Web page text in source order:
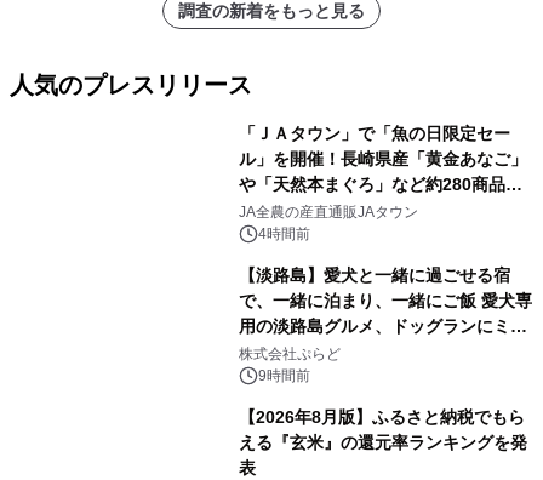
調査の新着をもっと見る
人気のプレスリリース
「ＪＡタウン」で「魚の日限定セー
ル」を開催！長崎県産「黄金あなご」
や「天然本まぐろ」など約280商品を
販売！～毎月１０日の定例企画～
JA全農の産直通販JAタウン
4時間前
【淡路島】愛犬と一緒に過ごせる宿
で、一緒に泊まり、一緒にご飯 愛犬専
用の淡路島グルメ、ドッグランにミニ
プール グランピングとトレーラーハウ
スの2施設で
株式会社ぷらど
9時間前
【2026年8月版】ふるさと納税でもら
える『玄米』の還元率ランキングを発
表